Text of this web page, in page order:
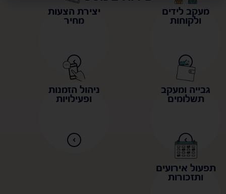
מעקב לידים
ולקוחות
יצירת הצעות
מחיר
גבייה ומעקב
תשלומים
ניהול הזמנות
ופעילויות
תפעול אירועים
ותזכורות